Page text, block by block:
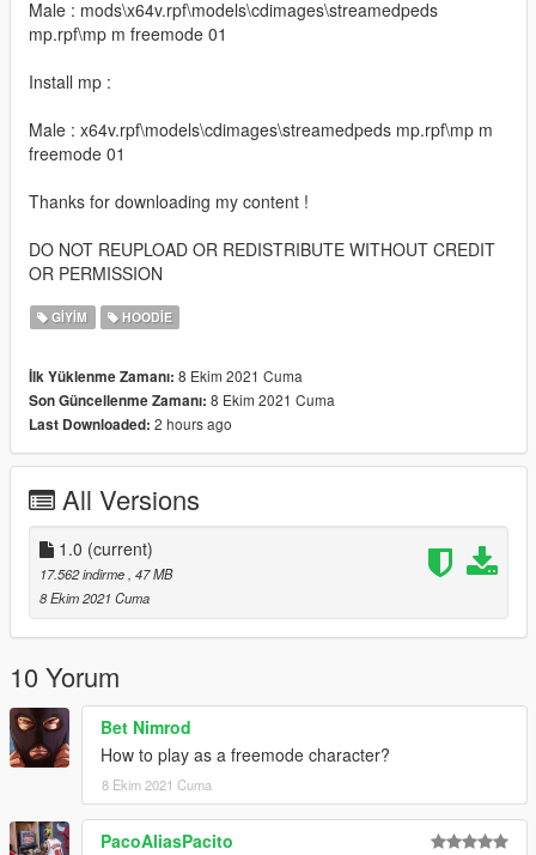
Male : mods\x64v.rpf\models\cdimages\streamedpeds
mp.rpf\mp m freemode 01
Install mp :
Male : x64v.rpf\models\cdimages\streamedpeds mp.rpf\mp m
freemode 01
Thanks for downloading my content !
DO NOT REUPLOAD OR REDISTRIBUTE WITHOUT CREDIT
OR PERMISSION
GIYIM HOODIE
İlk Yüklenme Zamanı: 8 Ekim 2021 Cuma
Son Güncellenme Zamanı: 8 Ekim 2021 Cuma
Last Downloaded: 2 hours ago
All Versions
1.0 (current)
17.562 indirme , 47 MB
8 Ekim 2021 Cuma
10 Yorum
Bet Nimrod
How to play as a freemode character?
8 Ekim 2021 Cuma
PacoAliasPacito